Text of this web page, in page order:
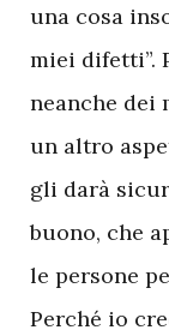
una cosa
miei difetti”.
neanche dei
un altro
gli darà
buono, che
le persone
Perché io